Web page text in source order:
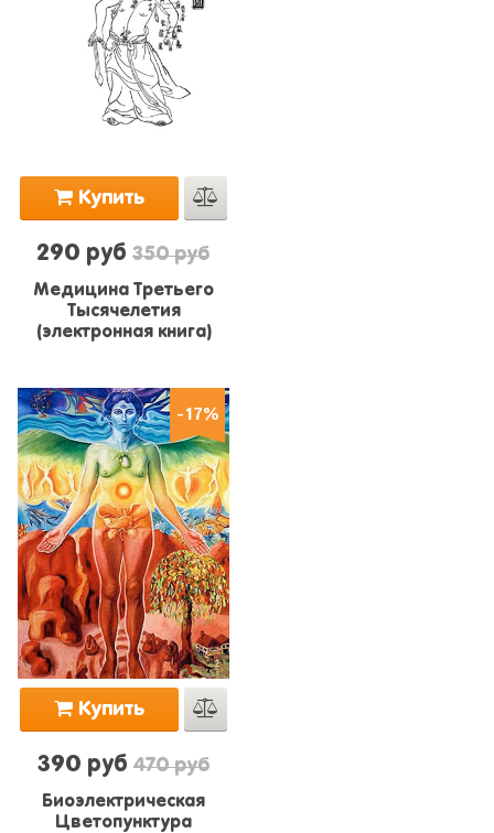
Купить
290 руб 350 руб
Медицина Третьего
Тысячелетия
(электронная книга)
-17%
Купить
390 руб 470 руб
Биоэлектрическая
Цветопунктура